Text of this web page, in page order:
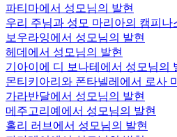
파티마에서 성모님의 발현
우리 주님과 성모 마리아의 캠피나
보우라잉에서 성모님의 발현
헤데에서 성모님의 발현
기아이에 디 보나테에서 성모님의
몬티키아리와 폰타넬레에서 로사
가라반달에서 성모님의 발현
메주고리예에서 성모님의 발현
홀리 러브에서 성모님의 발현